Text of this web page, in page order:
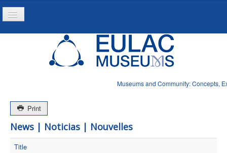
Museums and Community: Concepts,
Toggle
Navigation
Print
News | Noticias | Nouvelles
Title